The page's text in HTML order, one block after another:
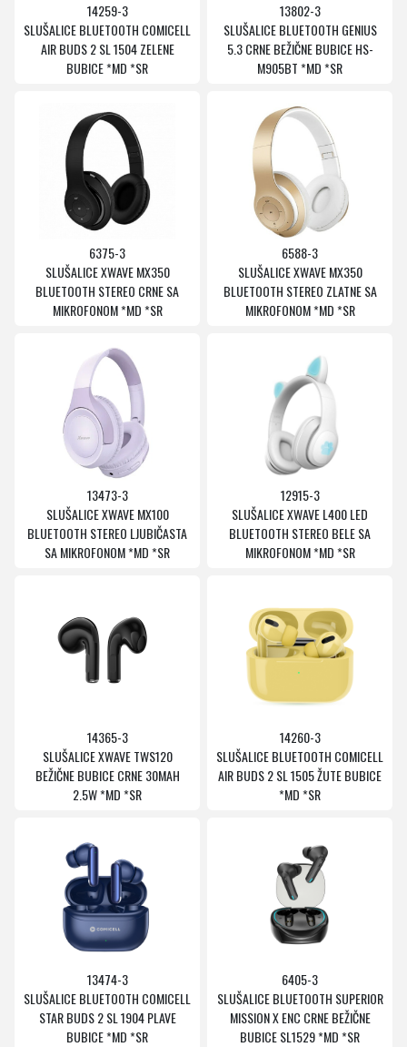
14259-3
SLUŠALICE BLUETOOTH COMICELL
AIR BUDS 2 SL 1504 ZELENE
BUBICE *MD *SR
13802-3
SLUŠALICE BLUETOOTH GENIUS
5.3 CRNE BEŽIČNE BUBICE HS-
M905BT *MD *SR
6375-3
SLUŠALICE XWAVE MX350
BLUETOOTH STEREO CRNE SA
MIKROFONOM *MD *SR
6588-3
SLUŠALICE XWAVE MX350
BLUETOOTH STEREO ZLATNE SA
MIKROFONOM *MD *SR
13473-3
SLUŠALICE XWAVE MX100
BLUETOOTH STEREO LJUBIČASTA
SA MIKROFONOM *MD *SR
12915-3
SLUŠALICE XWAVE L400 LED
BLUETOOTH STEREO BELE SA
MIKROFONOM *MD *SR
14365-3
SLUŠALICE XWAVE TWS120
BEŽIČNE BUBICE CRNE 30MAH
2.5W *MD *SR
14260-3
SLUŠALICE BLUETOOTH COMICELL
AIR BUDS 2 SL 1505 ŽUTE BUBICE
*MD *SR
13474-3
SLUŠALICE BLUETOOTH COMICELL
STAR BUDS 2 SL 1904 PLAVE
BUBICE *MD *SR
6405-3
SLUŠALICE BLUETOOTH SUPERIOR
MISSION X ENC CRNE BEŽIČNE
BUBICE SL1529 *MD *SR